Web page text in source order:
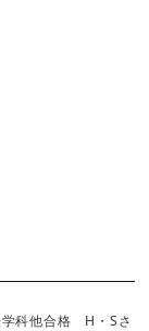
学科他合格 H・Sさ